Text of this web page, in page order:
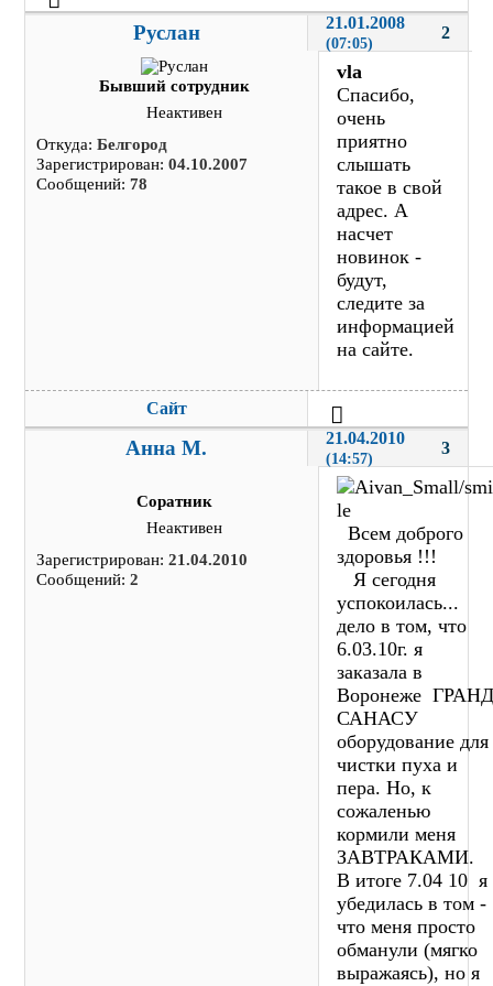
2
Руслан 21.01.2008
(07:05)
Бывший сотрудник
Неактивен
Откуда:Белгород
Зарегистрирован:04.10.2007
Сообщений:78
vla
Спасибо,
очень
приятно
слышать
такое в свой
адрес. А
насчет
новинок -
будут,
следите за
информацией
на сайте.
Сайт
3
Анна М. 21.04.2010
(14:57)
Соратник
Неактивен
Зарегистрирован:21.04.2010
Сообщений:2
Всем доброго
здоровья !!!
Я сегодня
успокоилась...
дело в том, что
6.03.10г. я
заказала в
Воронеже
САНАСУ
оборудование для
чистки пуха и
пера. Но, к
сожаленью
кормили меня
ЗАВТРАКАМИ.
В итоге 7.04 10 я
убедилась в том -
что меня просто
обманули (мягко
выражаясь), но я